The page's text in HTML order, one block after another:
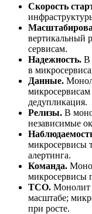
Скорость
вертикальный
сервисам.
Надежность. В
в
Данные.
дедупликация.
Релизы. В
независимые
микросервисы
алертинга.
Команда.
микросервисы
TCO. Монолит
масштабе;
при росте.